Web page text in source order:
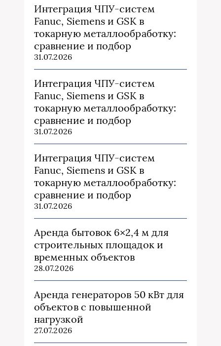
Интеграция ЧПУ-систем
Fanuc, Siemens и GSK в
токарную металлообработку:
сравнение и подбор
31.07.2026
Интеграция ЧПУ-систем
Fanuc, Siemens и GSK в
токарную металлообработку:
сравнение и подбор
31.07.2026
Интеграция ЧПУ-систем
Fanuc, Siemens и GSK в
токарную металлообработку:
сравнение и подбор
31.07.2026
Аренда бытовок 6×2,4 м для
строительных площадок и
временных объектов
28.07.2026
Аренда генераторов 50 кВт для
объектов с повышенной
нагрузкой
27.07.2026